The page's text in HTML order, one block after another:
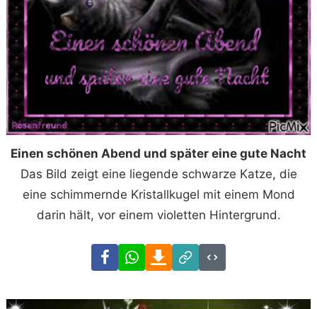
Einen schönen Abend und später eine gute Nacht
Das Bild zeigt eine liegende schwarze Katze, die
eine schimmernde Kristallkugel mit einem Mond
darin hält, vor einem violetten Hintergrund.
FacebookWhatsAppDownload
Link
Code